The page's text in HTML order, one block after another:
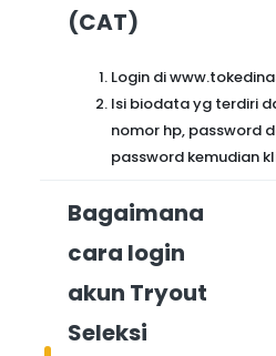
(CAT)
Login di
Isi biodata yg terdiri
nomor hp, password
password kemudian
Bagaimana
cara login
akun Tryout
Seleksi